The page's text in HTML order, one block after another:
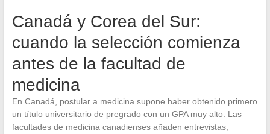
Canadá y Corea del Sur:
cuando la selección comienza
antes de la facultad de
medicina
En Canadá, postular a medicina supone haber obtenido primero
un título universitario de pregrado con un GPA muy alto. Las
facultades de medicina canadienses añaden entrevistas,